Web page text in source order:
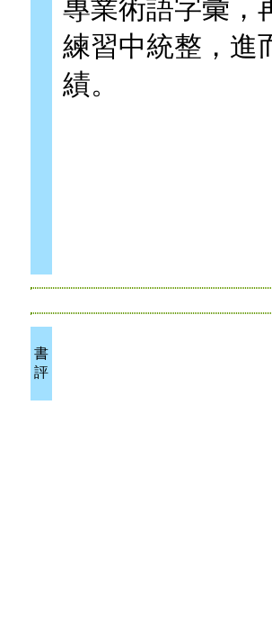
專業術語字彙，
練習中統整，進
績。
書
評